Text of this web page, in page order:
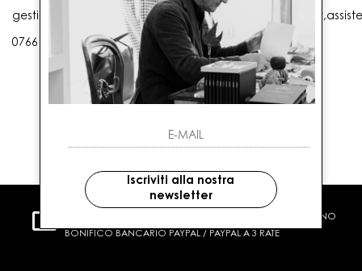
0766 25656
CARTA DI CREDITO CONTRASSEGNO
BONIFICO BANCARIO PAYPAL / PAYPAL A 3 RATE
Iscriviti alla nostra
newsletter